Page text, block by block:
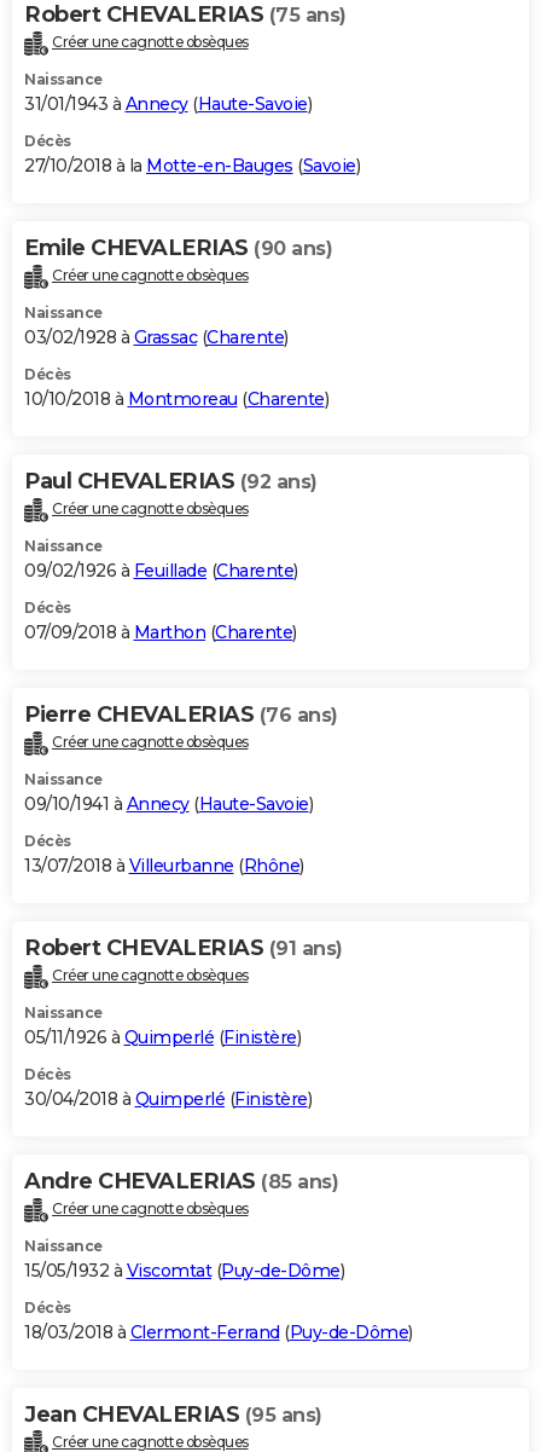
Robert CHEVALERIAS (75 ans)
Créer une cagnotte obsèques
Naissance
31/01/1943 à Annecy(Haute-Savoie)
Décès
27/10/2018 à la Motte-en-Bauges (Savoie)
Emile CHEVALERIAS (90 ans)
Créer une cagnotte obsèques
Naissance
03/02/1928 à Grassac(Charente)
Décès
10/10/2018 à Montmoreau (Charente)
Paul CHEVALERIAS (92 ans)
Créer une cagnotte obsèques
Naissance
09/02/1926 à Feuillade (Charente)
Décès
07/09/2018 à Marthon (Charente)
Pierre CHEVALERIAS (76 ans)
Créer une cagnotte obsèques
Naissance
09/10/1941 à Annecy(Haute-Savoie)
Décès
13/07/2018 à Villeurbanne (Rhône)
Robert CHEVALERIAS (91 ans)
Créer une cagnotte obsèques
Naissance
05/11/1926 à Quimperlé (Finistère)
Décès
30/04/2018 à Quimperlé (Finistère)
Andre CHEVALERIAS (85 ans)
Créer une cagnotte obsèques
Naissance
15/05/1932 à Viscomtat(Puy-de-Dôme)
Décès
18/03/2018 à Clermont-Ferrand (Puy-de-Dôme)
Jean CHEVALERIAS (95 ans)
Créer une cagnotte obsèques